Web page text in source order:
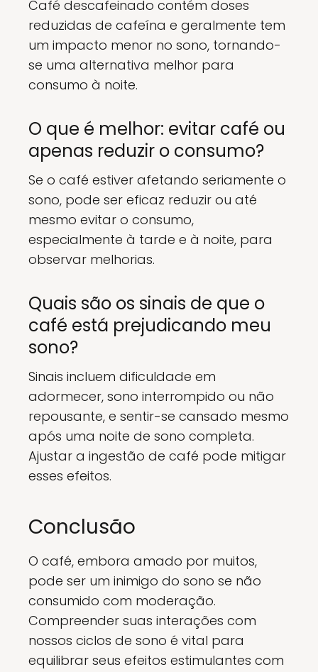
Café descafeinado contém doses
reduzidas de cafeína e geralmente tem
um impacto menor no sono, tornando-
se uma alternativa melhor para
consumo à noite.
O que é melhor: evitar café ou
apenas reduzir o consumo?
Se o café estiver afetando seriamente o
sono, pode ser eficaz reduzir ou até
mesmo evitar o consumo,
especialmente à tarde e à noite, para
observar melhorias.
Quais são os sinais de que o
café está prejudicando meu
sono?
Sinais incluem dificuldade em
adormecer, sono interrompido ou não
repousante, e sentir-se cansado mesmo
após uma noite de sono completa.
Ajustar a ingestão de café pode mitigar
esses efeitos.
Conclusão
O café, embora amado por muitos,
pode ser um inimigo do sono se não
consumido com moderação.
Compreender suas interações com
nossos ciclos de sono é vital para
equilibrar seus efeitos estimulantes com